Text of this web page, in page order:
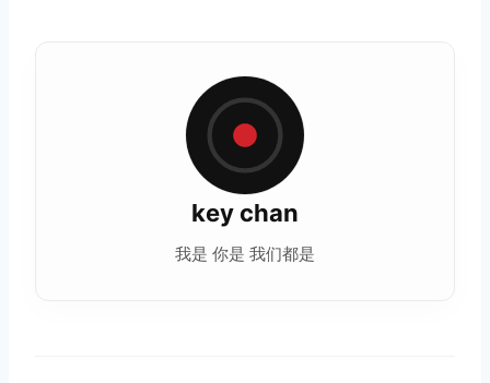
key chan
我是 你是 我们都是